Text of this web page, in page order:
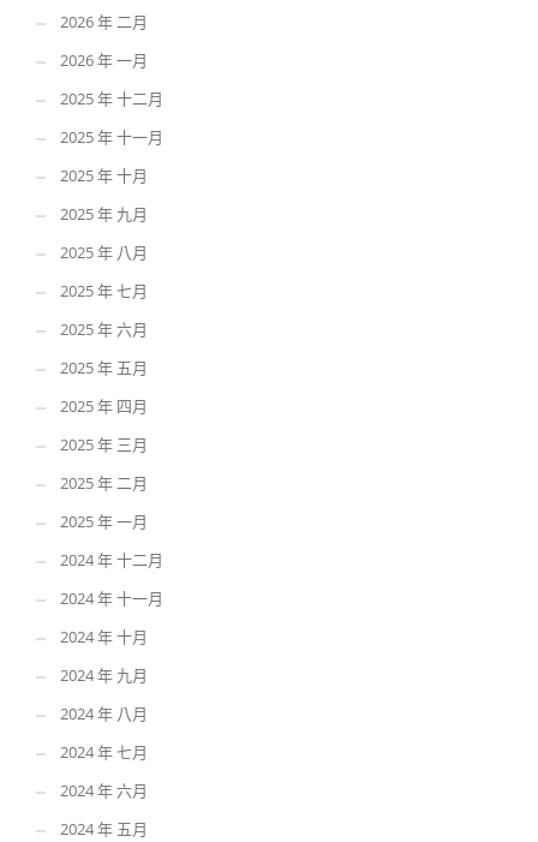
2026 年 二月
2026 年 一月
2025 年 十二月
2025 年 十一月
2025 年 十月
2025 年 九月
2025 年 八月
2025 年 七月
2025 年 六月
2025 年 五月
2025 年 四月
2025 年 三月
2025 年 二月
2025 年 一月
2024 年 十二月
2024 年 十一月
2024 年 十月
2024 年 九月
2024 年 八月
2024 年 七月
2024 年 六月
2024 年 五月